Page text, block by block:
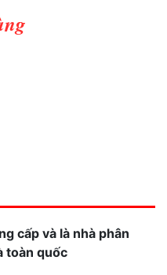
cấp và là nhà phân
toàn quốc